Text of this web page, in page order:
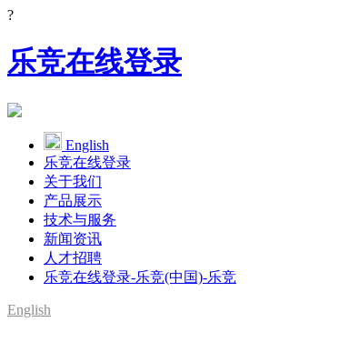
?
乐竞在线登录
English
乐竞在线登录
关于我们
产品展示
技术与服务
新闻资讯
人才招聘
乐竞在线登录-乐竞(中国)-乐竞
English